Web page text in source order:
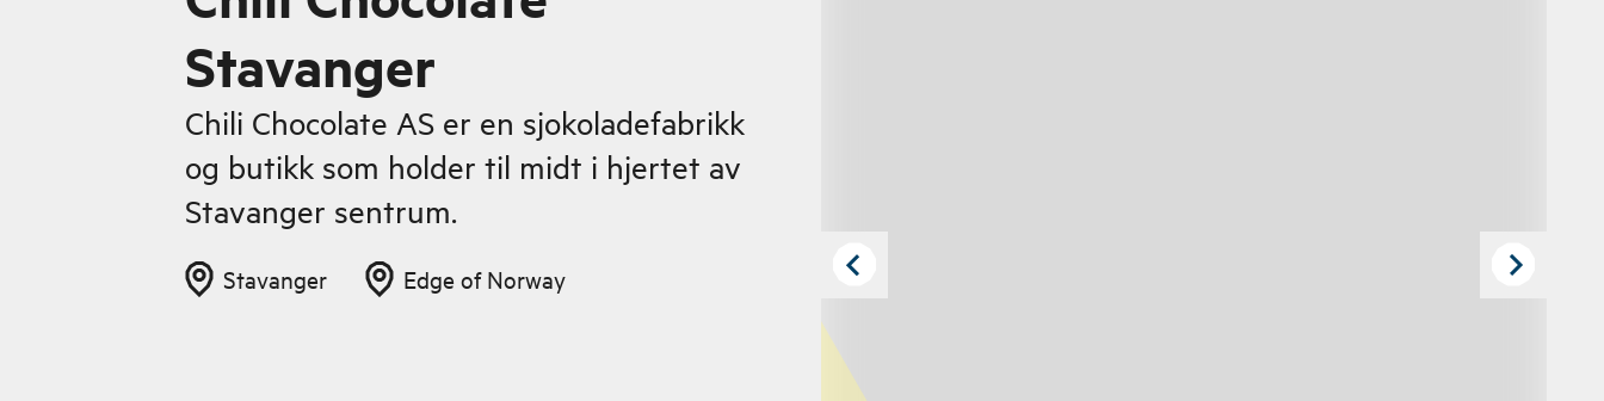
Stavanger
Chili Chocolate AS er en sjokoladefabrikk
og butikk som holder til midt i hjertet av
Stavanger sentrum.
Stavanger Edge of Norway